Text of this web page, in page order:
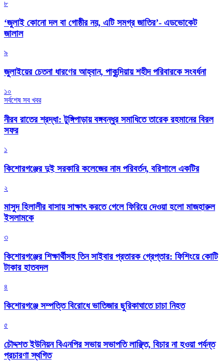
৮
‘জুলাই কোনো দল বা গোষ্ঠীর নয়, এটি সমগ্র জাতির’- এডভোকেট
জালাল
৯
জুলাইয়ের চেতনা ধারণের আহ্বান, পাকুন্দিয়ায় শহীদ পরিবারকে সংবর্ধনা
১০
সর্বশেষ সব খবর
নীরব রাতের শ্রদ্ধা: টুঙ্গিপাড়ায় বঙ্গবন্ধুর সমাধিতে তারেক রহমানের বিরল
সফর
১
কিশোরগঞ্জের দুই সরকারি কলেজের নাম পরিবর্তন, বরিশালে একটির
২
মাসুদ হিলালীর বাসায় সাক্ষাৎ করতে গেলে ফিরিয়ে দেওয়া হলো মাজহারুল
ইসলামকে
৩
কিশোরগঞ্জের শিক্ষার্থীসহ তিন সাইবার প্রতারক গ্রেপ্তার: ফিশিংয়ে কোটি
টাকার হাতবদল
৪
কিশোরগঞ্জে সম্পত্তি বিরোধে ভাতিজার ছুরিকাঘাতে চাচা নিহত
৫
চৌদ্দশত ইউনিয়ন বিএনপির সভায় সভাপতি লাঞ্ছিত, বিচার না হওয়া পর্যন্ত
প্রচারণা স্থগিত